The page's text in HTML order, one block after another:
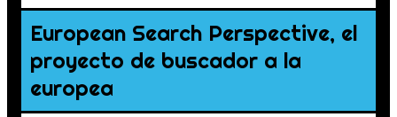
European Search Perspective, el
proyecto de buscador a la
europea